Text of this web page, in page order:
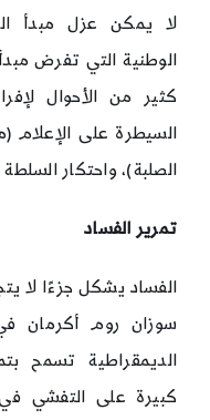
لا يمكن عزل مبدأ
الوطنية التي تفرض
كثير من الأحوال
السيطرة على الإعلام
الصلبة)، واحتكار
تمرير الفساد
الفساد يشكل جزءًا لا
سوزان روم أكرمان
الديمقراطية تسمح
كبيرة على التفشي